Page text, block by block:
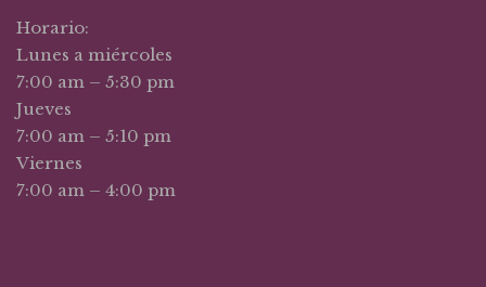
Horario:
Lunes a miércoles
7:00 am – 5:30 pm
Jueves
7:00 am – 5:10 pm
Viernes
7:00 am – 4:00 pm